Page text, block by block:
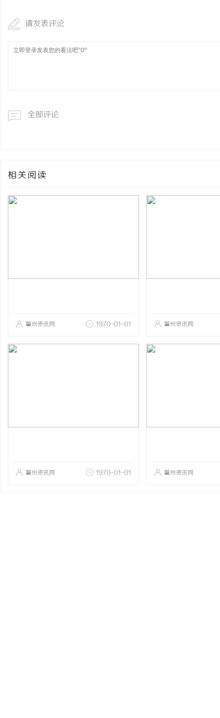
请发表评论
全部评论
相关阅读
肇州资讯网 1970-01-01 肇州资讯网
肇州资讯网 1970-01-01 肇州资讯网